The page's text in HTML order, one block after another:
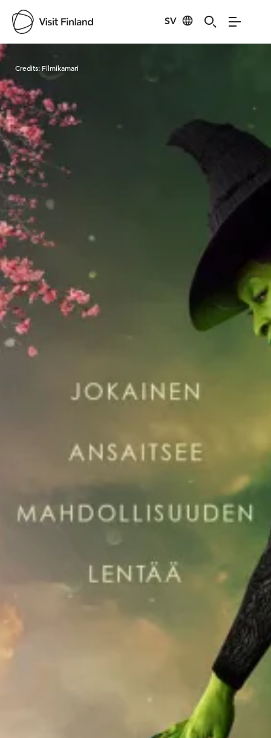
SV
Visit Finland
Credits: Filmikamari